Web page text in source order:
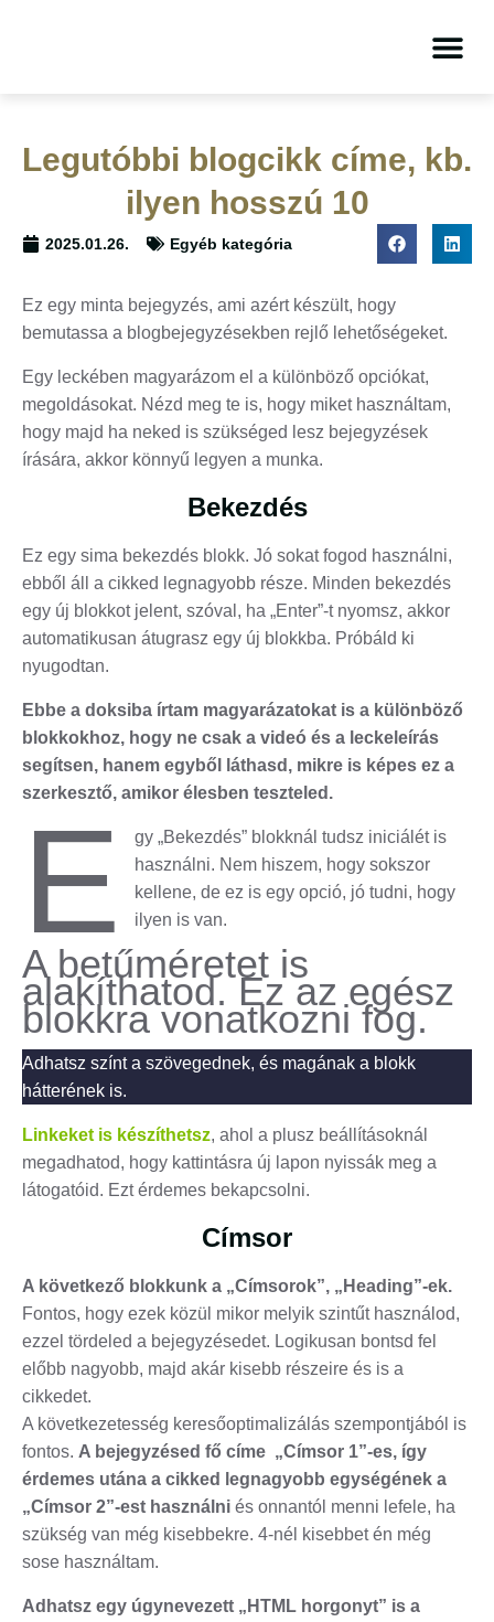
Legutóbbi blogcikk címe, kb.
ilyen hosszú 10
2025.01.26. Egyéb kategória
Ez egy minta bejegyzés, ami azért készült, hogy
bemutassa a blogbejegyzésekben rejlő lehetőségeket.
Egy leckében magyarázom el a különböző opciókat,
megoldásokat. Nézd meg te is, hogy miket használtam,
hogy majd ha neked is szükséged lesz bejegyzések
írására, akkor könnyű legyen a munka.
Bekezdés
Ez egy sima bekezdés blokk. Jó sokat fogod használni,
ebből áll a cikked legnagyobb része. Minden bekezdés
egy új blokkot jelent, szóval, ha „Enter”-t nyomsz, akkor
automatikusan átugrasz egy új blokkba. Próbáld ki
nyugodtan.
Ebbe a doksiba írtam magyarázatokat is a különböző
blokkokhoz, hogy ne csak a videó és a leckeleírás
segítsen, hanem egyből láthasd, mikre is képes ez a
szerkesztő, amikor élesben teszteled.
E
gy „Bekezdés” blokknál tudsz iniciálét is
használni. Nem hiszem, hogy sokszor
kellene, de ez is egy opció, jó tudni, hogy
ilyen is van.
A betűméretet is
alakíthatod. Ez az egész
blokkra vonatkozni fog.
Adhatsz színt a szövegednek, és magának a blokk
hátterének is.
Linkeket is készíthetsz, ahol a plusz beállításoknál
megadhatod, hogy kattintásra új lapon nyissák meg a
látogatóid. Ezt érdemes bekapcsolni.
Címsor
A következő blokkunk a „Címsorok”, „Heading”-ek.
Fontos, hogy ezek közül mikor melyik szintűt használod,
ezzel tördeled a bejegyzésedet. Logikusan bontsd fel
előbb nagyobb, majd akár kisebb részeire és is a
cikkedet.
A következetesség keresőoptimalizálás szempontjából is
fontos. A bejegyzésed fő címe „Címsor 1”-es, így
érdemes utána a cikked legnagyobb egységének a
„Címsor 2”-est használni és onnantól menni lefele, ha
szükség van még kisebbekre. 4-nél kisebbet én még
sose használtam.
Adhatsz egy úgynevezett „HTML horgonyt” is a